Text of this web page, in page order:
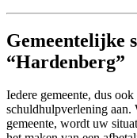
Gemeentelijke
“Hardenberg”
Iedere gemeente, dus ook
schuldhulpverlening aan.
gemeente, wordt uw